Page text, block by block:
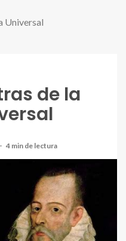
Universal
de la
4 min de lectura